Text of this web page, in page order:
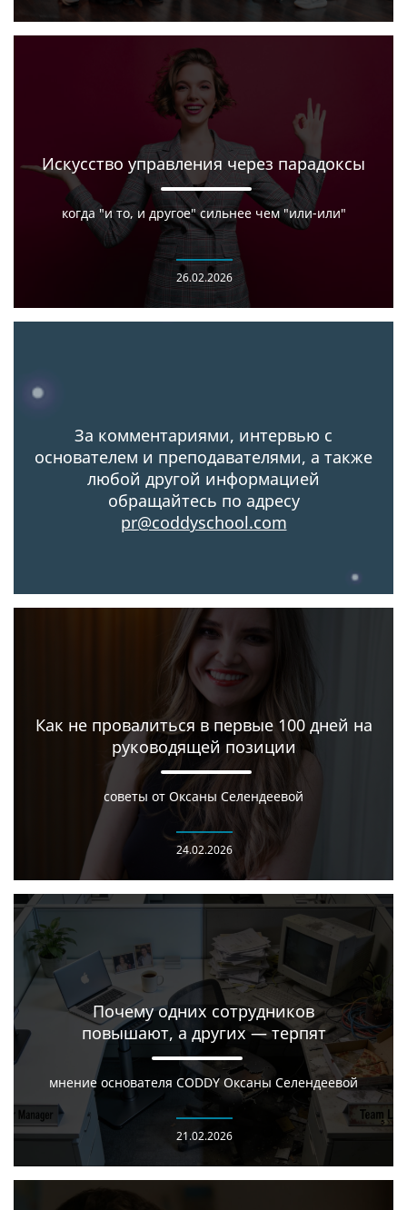
Искусство управления через парадоксы
когда "и то, и другое" сильнее чем "или-или"
26.02.2026
За комментариями, интервью с
основателем и преподавателями, а также
любой другой информацией
обращайтесь по адресу
pr@coddyschool.com
Как не провалиться в первые 100 дней на
руководящей позиции
советы от Оксаны Селендеевой
24.02.2026
Почему одних сотрудников
повышают, а других — терпят
мнение основателя CODDY Оксаны Селендеевой
21.02.2026